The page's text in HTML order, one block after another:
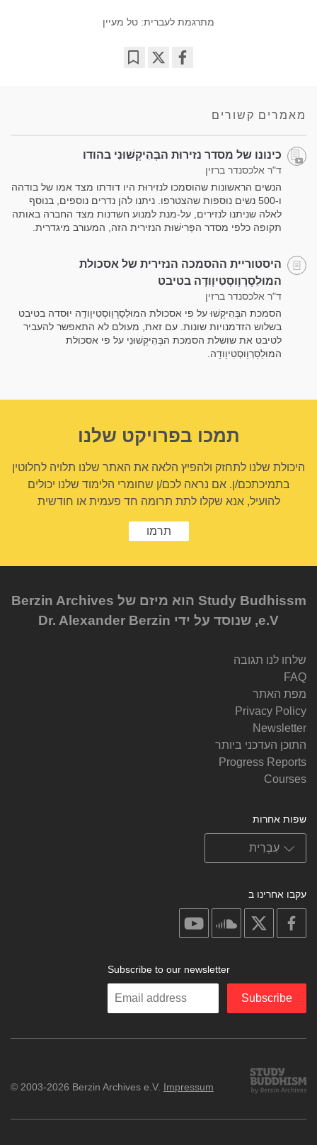
מתרגמת לעברית: טל מעיין
מאמרים קשורים
כינונו של מסדר נזירוּת הבְּהִיקְשׁוּנִי בהודו
ד"ר אלכסנדר ברזין
הנשים הראשונות שהוסמכו לנזירוּת היו דודתו מצד אמו של בודהה
ו-500 נשים נוספות שהצטרפו. ניתנו להן נדרים נוספים, בנוסף
לאלה שניתנו לנזירים, על-מנת למנוע חשדנות מצד החברה באותה
תקופה כלפי מסדר הפְּרישׁוּת הנזירית הזה, המעורב מיגדרית.
היסטוריית ההסמכה הנזירית של אסכולת
המוּלַסָרְוָוסְטִיוָודָה בטיבט
ד"ר אלכסנדר ברזין
הסמכת הבְּהִיקְשׁוּ על פי אסכולת המוּלַסָרְוָוסְטִיוָודָה יוּסדה בטיבט
בשלוש הזדמנויות שונות. עם זאת, מעולם לא התאפשר להעביר
לטיבט את שושלת הסמכת הבְּהִיקְשׁוּנִי על פי אסכולת
המוּלַסָרְוָוסְטִיוָודָה.
תמכו בפרויקט שלנו
היכולת שלנו לתחזק ולהפיץ הלאה את האתר שלנו תלויה לחלוטין
בתמיכתכם/ן. אם נראה לכם/ן שחומרי הלימוד שלנו יכולים
להועיל, אנא שקלו לתת תרומה חד פעמית או חודשית
תרמו
Study Budhissm הוא מיזם של Berzin Archives
e.V, שנוסד על ידי Dr. Alexander Berzin
שלחו לנו תגובה
FAQ
מפת האתר
Privacy Policy
Newsletter
התוכן העדכני ביותר
Progress Reports
Courses
שפות אחרות
עקבו אחרינו ב
facebook
soundcloud
Subscribe to our newsletter
Enter
Subscribe
Study
Buddhism
© 2003-2026 Berzin Archives e.V. Impressum